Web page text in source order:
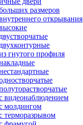
размеров
открывания
гнутого профиля
видеонаблюдением
молдингом
терморазрывом